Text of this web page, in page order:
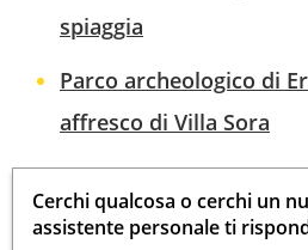
spiaggia
Parco archeologico di
affresco di Villa Sora
Cerchi qualcosa o cerchi un
assistente personale ti